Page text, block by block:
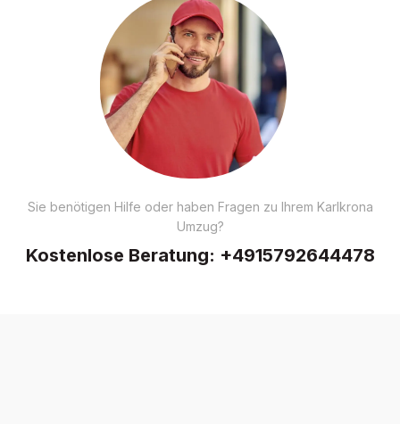
Sie benötigen Hilfe oder haben Fragen zu Ihrem Karlkrona
Umzug?
Kostenlose Beratung: +4915792644478